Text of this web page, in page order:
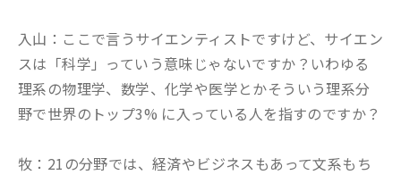
入山：ここで言うサイエンティストですけど、サイエン
スは「科学」っていう意味じゃないですか？いわゆる
理系の物理学、数学、化学や医学とかそういう理系分
野で世界のトップ3% に入っている人を指すのですか？
牧：21の分野では、経済やビジネスもあって文系もち